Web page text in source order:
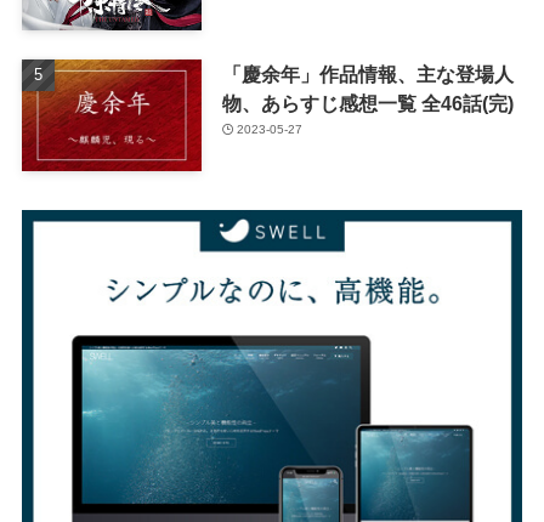
「慶余年」作品情報、主な登場人
物、あらすじ感想一覧 全46話(完)
2023-05-27